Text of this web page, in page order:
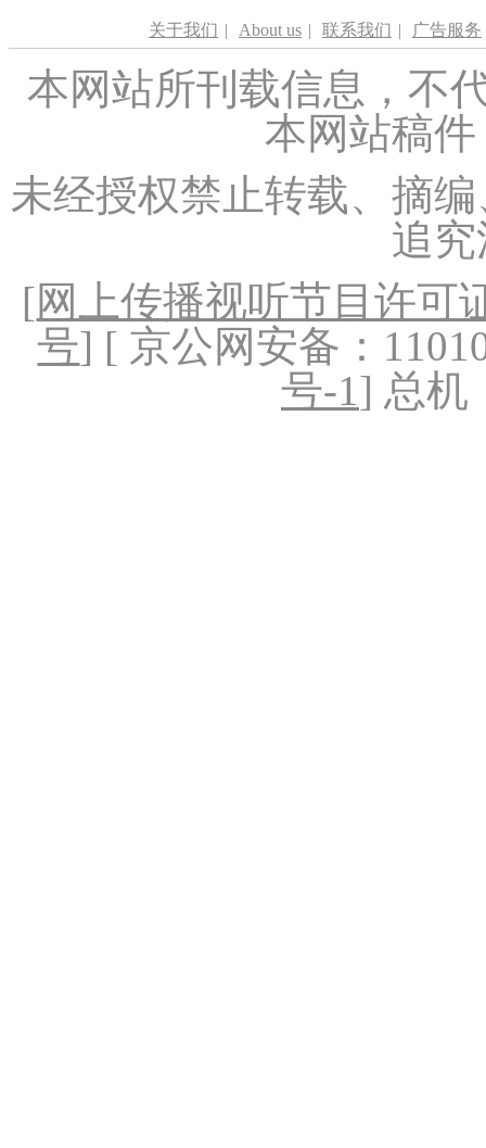
关于我们 | About us | 联系我们 | 广告服务
本网站所刊载信息，不
本网站稿
未经授权禁止转载、摘
追
[网上传播视听节目许可
号] [ 京公网安备：
号-1] 总机